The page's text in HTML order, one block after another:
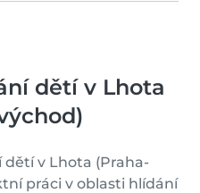
dětí v Lhota
v Lhota (Praha-
práci v oblasti hlídání